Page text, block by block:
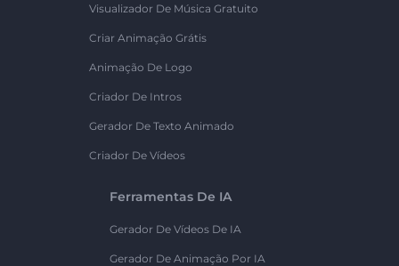
Visualizador De Música Gratuito
Criar Animação Grátis
Animação De Logo
Criador De Intros
Gerador De Texto Animado
Criador De Vídeos
Ferramentas De IA
Gerador De Vídeos De IA
Gerador De Animação Por IA